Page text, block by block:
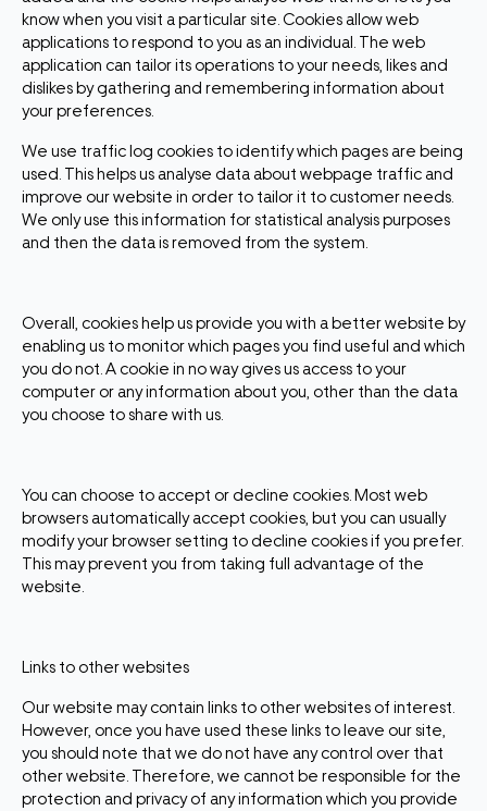
know when you visit a particular site. Cookies allow web
applications to respond to you as an individual. The web
application can tailor its operations to your needs, likes and
dislikes by gathering and remembering information about
your preferences.
We use traffic log cookies to identify which pages are being
used. This helps us analyse data about webpage traffic and
improve our website in order to tailor it to customer needs.
We only use this information for statistical analysis purposes
and then the data is removed from the system.
Overall, cookies help us provide you with a better website by
enabling us to monitor which pages you find useful and which
you do not. A cookie in no way gives us access to your
computer or any information about you, other than the data
you choose to share with us.
You can choose to accept or decline cookies. Most web
browsers automatically accept cookies, but you can usually
modify your browser setting to decline cookies if you prefer.
This may prevent you from taking full advantage of the
website.
Links to other websites
Our website may contain links to other websites of interest.
However, once you have used these links to leave our site,
you should note that we do not have any control over that
other website. Therefore, we cannot be responsible for the
protection and privacy of any information which you provide